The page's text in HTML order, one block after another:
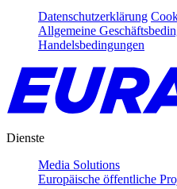
Datenschutzerklärung
Allgemeine
Handelsbedingungen
Dienste
Media Solutions
Europäische öffentliche